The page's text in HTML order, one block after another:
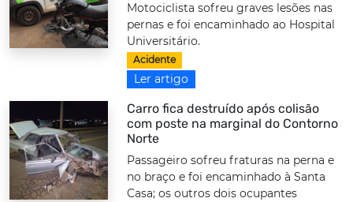
Motociclista sofreu graves lesões nas
pernas e foi encaminhado ao Hospital
Universitário.
Acidente
Ler artigo
Carro fica destruído após colisão
com poste na marginal do Contorno
Norte
Passageiro sofreu fraturas na perna e
no braço e foi encaminhado à Santa
Casa; os outros dois ocupantes